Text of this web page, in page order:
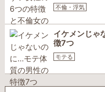
不倫・浮気
イケメンじゃ
徴7つ
モテる